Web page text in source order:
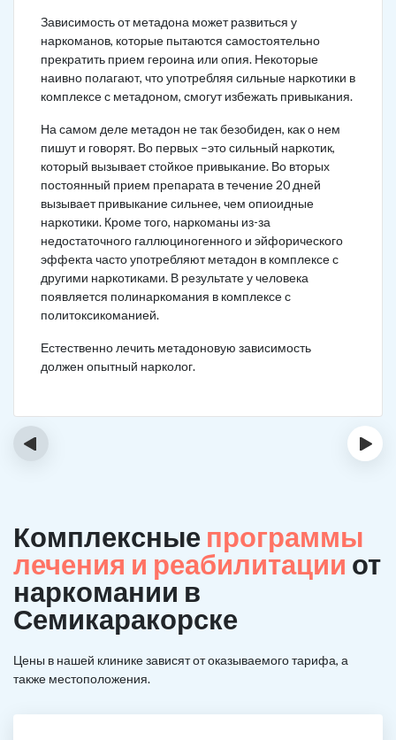
Зависимость от метадона может развиться у
наркоманов, которые пытаются самостоятельно
прекратить прием героина или опия. Некоторые
наивно полагают, что употребляя сильные наркотики в
комплексе с метадоном, смогут избежать привыкания.
На самом деле метадон не так безобиден, как о нем
пишут и говорят. Во первых –это сильный наркотик,
который вызывает стойкое привыкание. Во вторых
постоянный прием препарата в течение 20 дней
вызывает привыкание сильнее, чем опиоидные
наркотики. Кроме того, наркоманы из-за
недостаточного галлюциногенного и эйфорического
эффекта часто употребляют метадон в комплексе с
другими наркотиками. В результате у человека
появляется полинаркомания в комплексе с
политоксикоманией.
Естественно лечить метадоновую зависимость
должен опытный нарколог.
‹ ›
Комплексные программы
лечения и реабилитации от
наркомании в
Семикаракорске
Цены в нашей клинике зависят от оказываемого тарифа, а
также местоположения.